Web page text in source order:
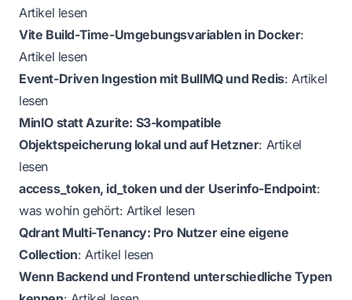
Artikel lesen
Vite Build-Time-Umgebungsvariablen in Docker:
Artikel lesen
Event-Driven Ingestion mit BullMQ und Redis:Artikel
lesen
MinIO statt Azurite: S3-kompatible
Objektspeicherung lokal und auf Hetzner: Artikel
lesen
access_token, id_token und der Userinfo-Endpoint:
was wohin gehört: Artikel lesen
Qdrant Multi-Tenancy: Pro Nutzer eine eigene
Collection:Artikel lesen
Wenn Backend und Frontend unterschiedliche Typen